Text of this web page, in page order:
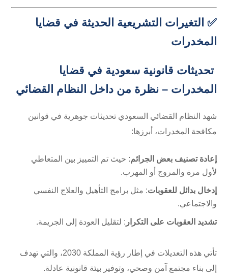
✅ التغيرات التشريعية الحديثة في قضايا
المخدرات
تحديثات قانونية سعودية في قضايا
المخدرات – نظرة من داخل النظام القضائي
شهد النظام القضائي السعودي تحديثات جوهرية في قوانين
مكافحة المخدرات، أبرزها:
إعادة تصنيف بعض الجرائم: حيث تم التمييز بين المتعاطي
لأول مرة والمروج أو المهرب.
إدخال بدائل للعقوبات: مثل برامج التأهيل والعلاج النفسي
والاجتماعي.
تشديد العقوبات على التكرار : لتقليل العودة إلى الجريمة.
تأتي هذه التعديلات في إطار رؤية المملكة 2030، والتي تهدف
إلى بناء مجتمع آمن وصحي، وتوفير بيئة قانونية عادلة.